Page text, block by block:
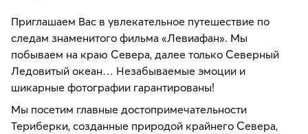
Приглашаем Вас в увлекательное путешествие по
следам знаменитого фильма «Левиафан». Мы
побываем на краю Севера, далее только Северный
Ледовитый океан… Незабываемые эмоции и
шикарные фотографии гарантированы!
Мы посетим главные достопримечательности
Териберки, созданные природой крайнего Севера,